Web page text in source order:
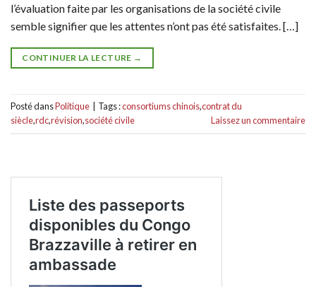
l’évaluation faite par les organisations de la société civile
semble signifier que les attentes n’ont pas été satisfaites. […]
CONTINUER LA LECTURE →
Posté dansPolitique Tags :consortiums chinois,contrat du
siècle,rdc,révision,société civile Laissez un commentaire